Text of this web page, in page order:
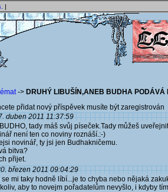
|
-> DRUHÝ LIBUŠÍN,ANEB BUDHA PODÁVÁ
přidat nový příspěvek musíte být
duben 2011 11:37:59
tady máš svůj píseček.Tady můžeš
není ten co noviny roznáší.:-)
novinář, ty jsi jen Budhakničemu.
bitva?
přijet.
březen 2011 09:04:29
se mi taky hodně líbí...je to chyba nebo nějaká
aby to novejm pořadatelům nevyšlo, i kdyby